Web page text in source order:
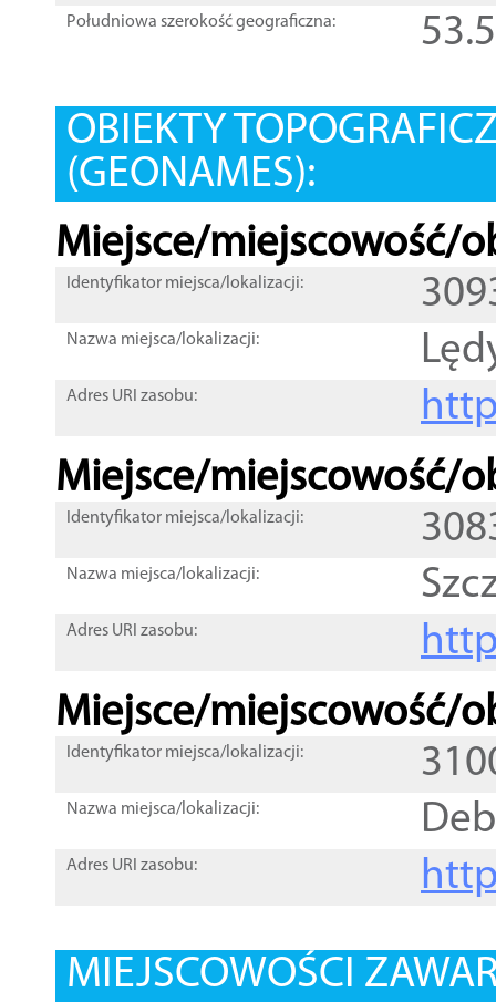
Południowa szerokość geograficzna:
OBIEKTY
(GEONAMES):
Miejsce/miejscowość/
Identyfikator miejsca/lokalizacji:
Nazwa miejsca/lokalizacji:
Adres URI zasobu:
Miejsce/miejscowość/
Identyfikator miejsca/lokalizacji:
Nazwa miejsca/lokalizacji:
Adres URI zasobu:
Miejsce/miejscowość/
Identyfikator miejsca/lokalizacji:
Nazwa miejsca/lokalizacji:
Adres URI zasobu:
MIEJSCOWOŚCI